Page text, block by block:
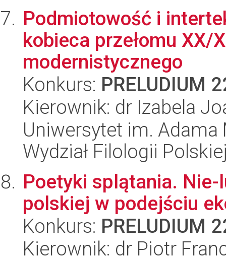
Podmiotowość i
kobieca przełomu XX/
modernistycznego
Konkurs: PRELUDIUM
Kierownik: dr Izabela
Uniwersytet im.
Wydział Filologii
Poetyki splątania.
polskiej w podejściu
Konkurs: PRELUDIUM
Kierownik: dr Piotr